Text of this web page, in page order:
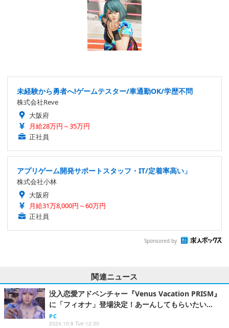
未経験から勇者へ!ゲームテスター/車通勤OK/学歴不問
株式会社Reve
大阪府
月給28万円～35万円
正社員
アプリゲーム開発サポートスタッフ・IT/定着率高い」
株式会社小林
大阪府
月給31万8,000円～60万円
正社員
Sponsored by
関連ニュース
没入恋愛アドベンチャー『Venus Vacation PRISM』
に「フィオナ」登場決定！あーんしてもらいたい…
PC
2024.10.8 Tue 12:30